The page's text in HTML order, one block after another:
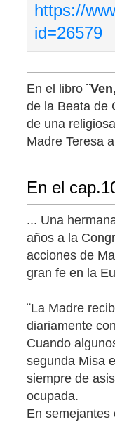
https://
id=26579
En el libro
de la Beata de
de una
Madre Teresa
En el
... Una
años a la
acciones de
gran fe en la
¨La Madre
diariamente
Cuando
segunda Misa
siempre de
ocupada.
En